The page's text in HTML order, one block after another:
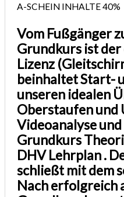
A-SCHEIN INHALTE40%
Vom Fußgänger
Grundkurs ist
Lizenz
beinhaltet Start-
unseren idealen
Oberstaufen und
Videoanalyse
Grundkurs
DHV Lehrplan .
schließt mit dem
Nach erfolgreich